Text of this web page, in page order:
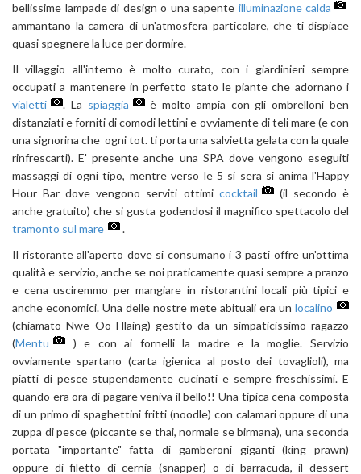
bellissime lampade di design o una sapente illuminazione calda
ammantano la camera di un'atmosfera particolare, che ti dispiace
quasi spegnere la luce per dormire.
Il villaggio all'interno è molto curato, con i giardinieri sempre
occupati a mantenere in perfetto stato le piante che adornano i
vialetti
. La spiaggia
è molto ampia con gli ombrelloni ben
distanziati e forniti di comodi lettini e ovviamente di teli mare (e con
una signorina che ogni tot. ti porta una salvietta gelata con la quale
rinfrescarti). E' presente anche una SPA dove vengono eseguiti
massaggi di ogni tipo, mentre verso le 5 si sera si anima l'Happy
Hour Bar dove vengono serviti ottimi cocktail
(il secondo è
anche gratuito) che si gusta godendosi il magnifico spettacolo del
tramonto sul mare
.
Il ristorante all'aperto dove si consumano i 3 pasti offre un'ottima
qualità e servizio, anche se noi praticamente quasi sempre a pranzo
e cena usciremmo per mangiare in ristorantini locali più tipici e
anche economici. Una delle nostre mete abituali era un localino
(chiamato Nwe Oo Hlaing) gestito da un simpaticissimo ragazzo
(Mentu
) e con ai fornelli la madre e la moglie. Servizio
ovviamente spartano (carta igienica al posto dei tovaglioli), ma
piatti di pesce stupendamente cucinati e sempre freschissimi. E
quando era ora di pagare veniva il bello!! Una tipica cena composta
di un primo di spaghettini fritti (noodle) con calamari oppure di una
zuppa di pesce (piccante se thai, normale se birmana), una seconda
portata "importante" fatta di gamberoni giganti (king prawn)
oppure di filetto di cernia (snapper) o di barracuda, il dessert